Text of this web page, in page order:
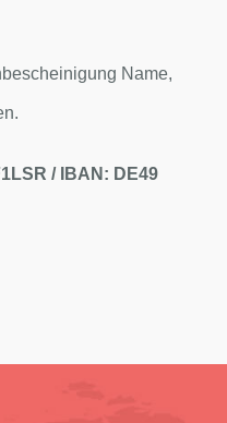
Name,
/ IBAN: DE49